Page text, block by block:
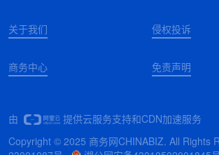
关于我们 侵权投诉
商务中心 免责声明
由
提供云服务支持和CDN加速服务
Copyright © 2025 商务网CHINABIZ. All Rights